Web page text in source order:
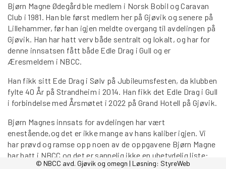
Bjørn Magne Ødegård ble medlem i Norsk Bobil og Caravan
Club i 1981. Han ble først medlem her på Gjøvik og senere på
Lillehammer, før han igjen meldte overgang til avdelingen på
Gjøvik. Han har hatt verv både sentralt og lokalt, og har for
denne innsatsen fått både Edle Drag i Gull og er
Æresmeldem i NBCC.
Han fikk sitt Ede Drag i Sølv på Jubileumsfesten, da klubben
fylte 40 År på Strandheim i 2014. Han fikk det Edle Drag i Gull
i forbindelse med Årsmøtet i 2022 på Grand Hotell på Gjøvik.
Bjørn Magnes innsats for avdelingen har vært
enestående,og det er ikke mange av hans kaliber igjen. Vi
har prøvd og ramse opp noen av de oppgavene Bjørn Magne
har hatt i NBCC og det er sannelig ikke en ubetydelig liste:
© NBCC avd. Gjøvik og omegn | Løsning: StyreWeb